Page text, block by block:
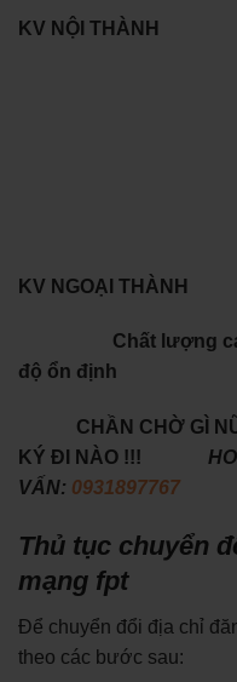
KV NỘI THÀNH
KV NGOẠI THÀNH
Chất lượng
độ ổn định
CHẦN CHỜ GÌ
KÝ ĐI NÀO !!!
VẤN: 0931897767
Thủ tục chuyển
mạng fpt
Để chuyển đổi địa chỉ
theo các bước sau: